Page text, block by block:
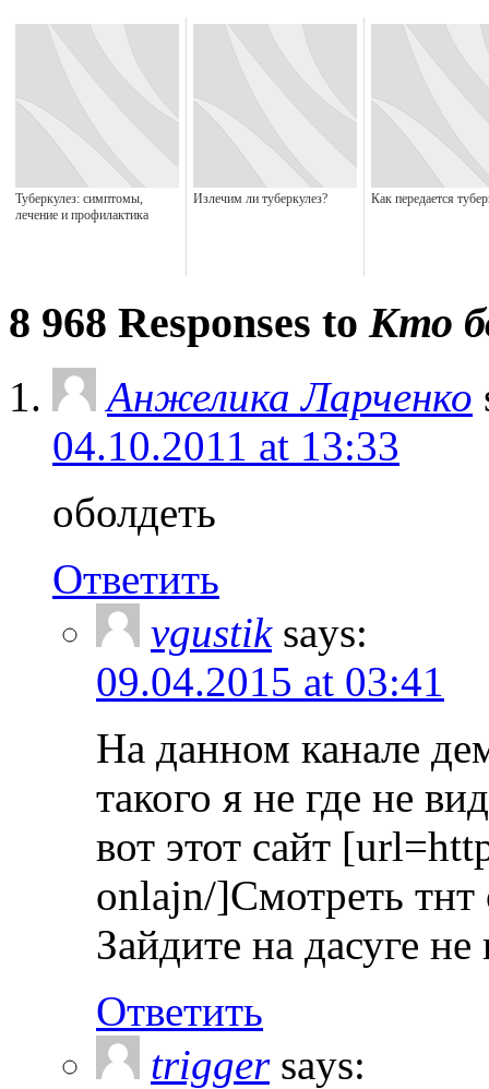
Туберкулез: симптомы,
лечение и профилактика
Излечим ли туберкулез? Как передается
8 968 Responses to Кто
Анжелика Ларченко
04.10.2011 at 13:33
оболдеть
Ответить
vgustik says:
09.04.2015 at 03:41
На данном канале
такого я не где не
вот этот сайт
onlajn/]Cмотреть
Зайдите на дасуге
Ответить
trigger says: